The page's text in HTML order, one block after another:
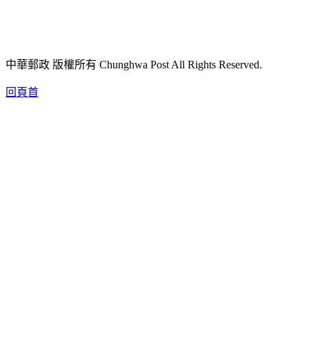
中華郵政 版權所有 Chunghwa Post All Rights Reserved.
回頁首